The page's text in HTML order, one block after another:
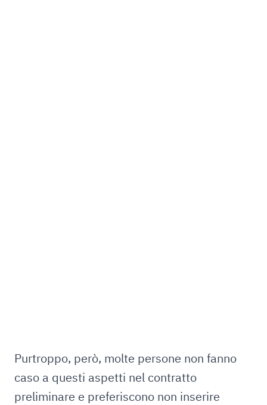
Purtroppo, però, molte persone non fanno
caso a questi aspetti nel contratto
preliminare e preferiscono non inserire